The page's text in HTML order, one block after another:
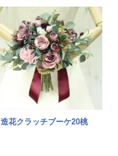
造花クラッチブーケ20桃